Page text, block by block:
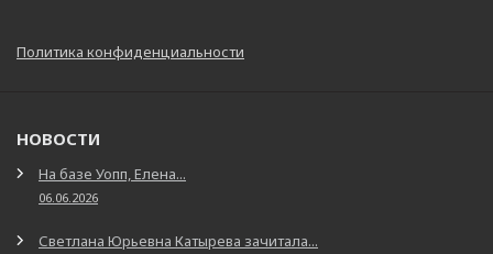
Политика конфиденциальности
НОВОСТИ
На базе Уопп, Елена...
06.06.2026
Светлана Юрьевна Катырева зачитала...